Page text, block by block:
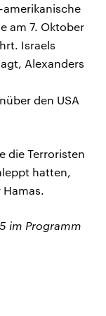
amerikanische
am 7. Oktober
Israels
Alexanders
den USA
die Terroristen
hatten,
im Programm